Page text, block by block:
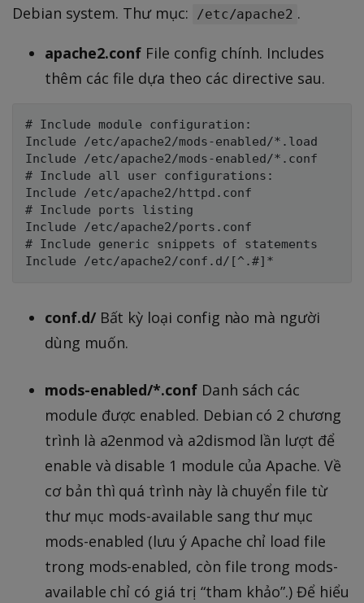
Debian system. Thư mục:
/etc/apache2 .
apache2.conf File config chính. Includes
thêm các file dựa theo các directive sau.
# Include module configuration:
Include /etc/apache2/mods-enabled/*.load
Include /etc/apache2/mods-enabled/*.conf
# Include all user configurations:
Include /etc/apache2/httpd.conf
# Include ports listing
Include /etc/apache2/ports.conf
# Include generic snippets of statements
conf.d/Bất kỳ loại config nào mà người
dùng muốn.
mods-enabled/*.confDanh sách các
module được enabled. Debian có 2 chương
trình là a2enmod và a2dismod lần lượt để
enable và disable 1 module của Apache. Về
cơ bản thì quá trình này là chuyển file từ
thư mục mods-available sang thư mục
mods-enabled (lưu ý Apache chỉ load file
trong mods-enabled, còn file trong mods-
available chỉ có giá trị “tham khảo”.) Để hiểu